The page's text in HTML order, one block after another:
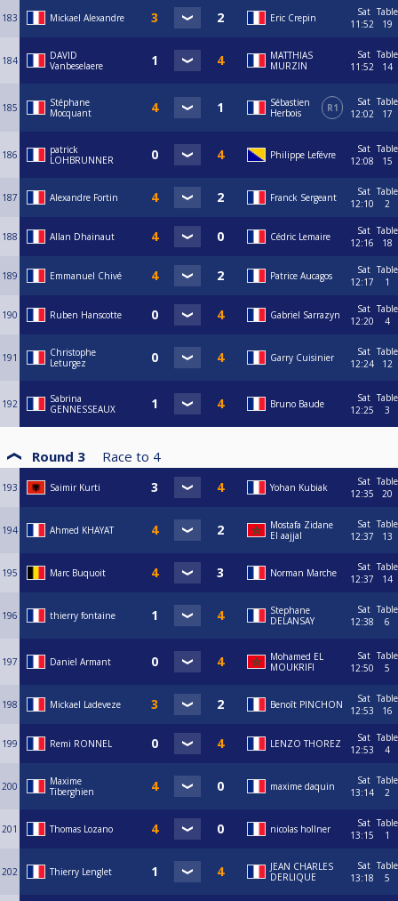
183 Mickael Alexandre Eric Crepin
Sat
11:52
Table
19
184
DAVID
Vanbeselaere
MATTHIAS
MURZIN
Sat
11:52
Table
14
185
Stéphane
Mocquant
Sébastien
Herbois
R1
Sat
12:02
Table
17
186
patrick
LOHBRUNNER
Philippe Lefévre
Sat
12:08
Table
15
187 Alexandre Fortin Franck Sergeant
Sat
12:10
Table
2
188 Allan Dhainaut Cédric Lemaire
Sat
12:16
Table
18
189 Emmanuel Chivé Patrice Aucagos
Sat
12:17
Table
1
190 Ruben Hanscotte Gabriel Sarrazyn
Sat
12:20
Table
4
191
Christophe
Leturgez
Garry Cuisinier
Sat
12:24
Table
12
192
Sabrina
GENNESSEAUX
Bruno Baude
Sat
12:25
Table
3
Round 3 Race to 4
193 Saimir Kurti Yohan Kubiak
Sat
12:35
Table
20
194 Ahmed KHAYAT
Mostafa Zidane
El aajjal
Sat
12:37
Table
13
195 Marc Buquoit Norman Marche
Sat
12:37
Table
14
196 thierry fontaine
Stephane
DELANSAY
Sat
12:38
Table
6
197 Daniel Armant
Mohamed EL
MOUKRIFI
Sat
12:50
Table
5
198 Mickael Ladeveze Benoît PINCHON
Sat
12:53
Table
16
199 Remi RONNEL LENZO THOREZ
Sat
12:53
Table
4
200
Maxime
Tiberghien
maxime daquin
Sat
13:14
Table
2
201 Thomas Lozano nicolas hollner
Sat
13:15
Table
1
202 Thierry Lenglet
JEAN CHARLES
DERLIQUE
Sat
13:18
Table
5